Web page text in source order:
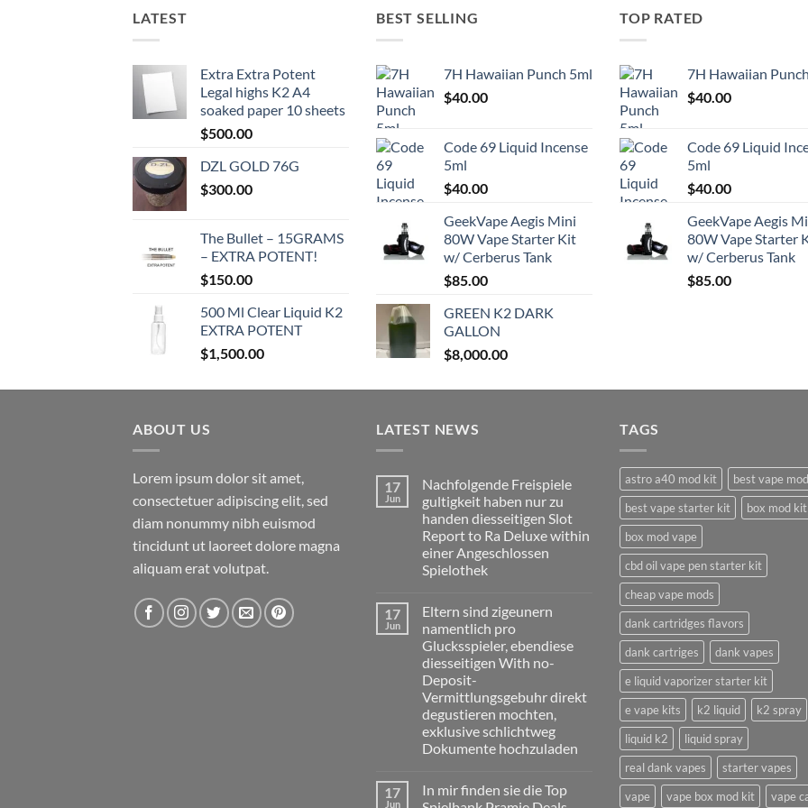
LATEST
Extra Extra Potent
Legal highs K2 A4
soaked paper 10 sheets
$500.00
DZL GOLD 76G
$300.00
The Bullet – 15GRAMS
– EXTRA POTENT!
$150.00
500 Ml Clear Liquid K2
EXTRA POTENT
$1,500.00
BEST SELLING
7H Hawaiian Punch 5ml
$40.00
Code 69 Liquid Incense
5ml
$40.00
GeekVape Aegis Mini
80W Vape Starter Kit
w/ Cerberus Tank
$85.00
GREEN K2 DARK
GALLON
$8,000.00
TOP RATED
7H Hawaiian
$40.00
Code 69 Liquid
5ml
$40.00
GeekVape Aegis
80W Vape Starter
w/ Cerberus Tank
$85.00
ABOUT US
Lorem ipsum dolor sit amet,
consectetuer adipiscing elit, sed
diam nonummy nibh euismod
tincidunt ut laoreet dolore magna
aliquam erat volutpat.
LATEST NEWS
17
Jun
Nachfolgende Freispiele
gultigkeit haben nur zu
handen diesseitigen Slot
Report to Ra Deluxe within
einer Angeschlossen
Spielothek
on
Nachfolgende
Freispiele
gultigkeit
haben
nur
zu
handen
diesseitigen
Slot
Report
to
Ra
einer
Angeschlossen
17
Jun
Eltern sind zigeunern
namentlich pro
Glucksspieler, ebendiese
diesseitigen With no-
Deposit-
Vermittlungsgebuhr direkt
degustieren mochten,
exklusive schlichtweg
Dokumente hochzuladen
on
Eltern
17
Jun
In mir finden sie die Top
TAGS
astro a40 mod kit
best vape mod
best vape starter kit
box mod kit
box mod vape
cbd oil vape pen starter kit
cheap vape mods
dank cartridges flavors
dank cartriges
dank vapes
e liquid vaporizer starter kit
e vape kits
k2 liquid
k2 spray
liquid k2
liquid spray
real dank vapes
starter vapes
vape
vape box mod kit vape